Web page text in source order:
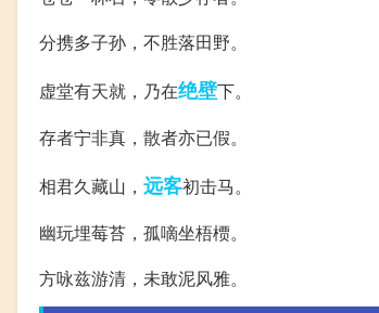
分携多子孙，不胜落田野。
虚堂有天就，乃在绝壁下。
存者宁非真，散者亦已假。
相君久藏山， 远客初击马。
幽玩埋莓苔，孤嘀坐梧槚。
方咏兹游清，未敢泥风雅。